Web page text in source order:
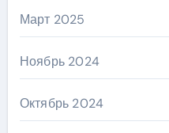
Март 2025
Ноябрь 2024
Октябрь 2024